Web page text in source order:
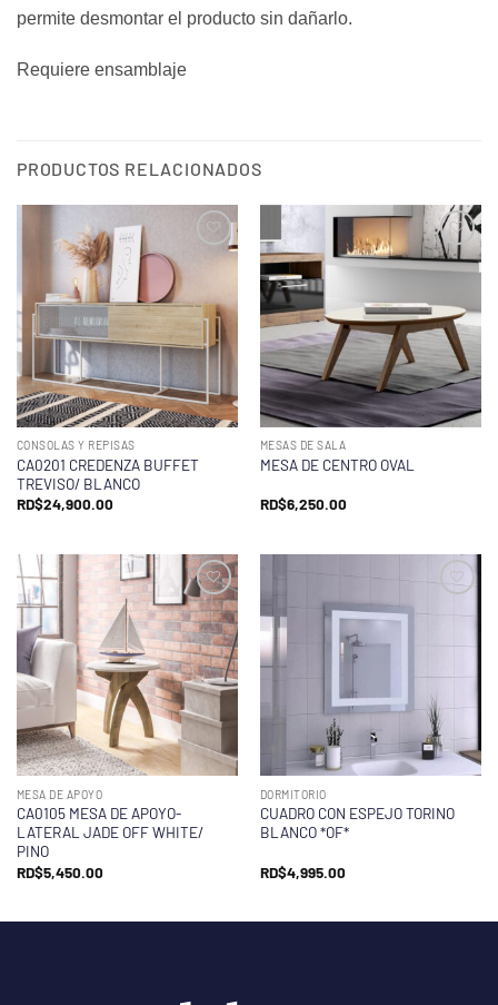
permite desmontar el producto sin dañarlo.
Requiere ensamblaje
PRODUCTOS RELACIONADOS
CONSOLAS Y REPISAS
CA0201 CREDENZA BUFFET
TREVISO/ BLANCO
RD$24,900.00
MESAS DE SALA
MESA DE CENTRO OVAL
RD$6,250.00
MESA DE APOYO
CA0105 MESA DE APOYO-
LATERAL JADE OFF WHITE/
PINO
RD$5,450.00
DORMITORIO
CUADRO CON ESPEJO TORINO
BLANCO *OF*
RD$4,995.00